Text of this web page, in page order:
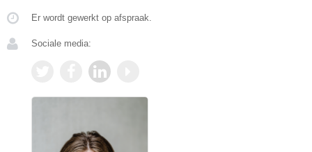
Er wordt gewerkt op afspraak.
Sociale media: